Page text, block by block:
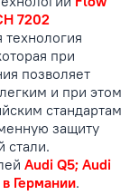
7202
при
позволяет
и при этом
стандартам
защиту
стали.
Audi Q5; Audi
Германии.